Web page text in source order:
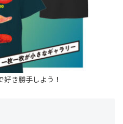
好き勝手しよう！